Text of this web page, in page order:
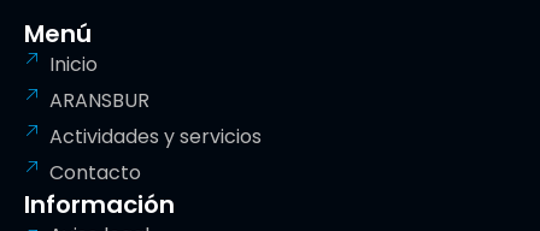
Menú
Inicio
ARANSBUR
Actividades y servicios
Contacto
Información